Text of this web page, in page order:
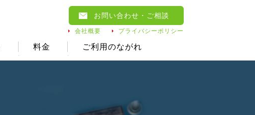
お問い合わせ ・ご相談
会社概要 プライバシーポリシー
料金 ご利用のながれ